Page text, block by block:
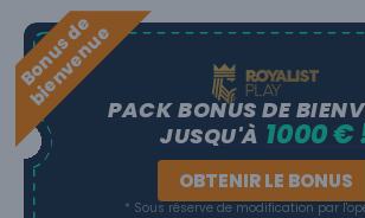
B
o
n
u
s
d
e
b
i
e
n
v
e
n
u
ePACK BONUS DE
JUSQU'À 1000 €
OBTENIR LE BONUS
* Sous réserve de modification par